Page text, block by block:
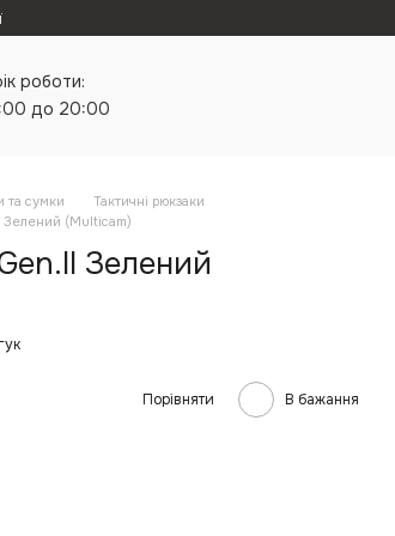
роботи:
до 20:00
та сумки
Тактичні рюкзаки
Зелений (Multicam)
Зелений
Порівняти В бажання